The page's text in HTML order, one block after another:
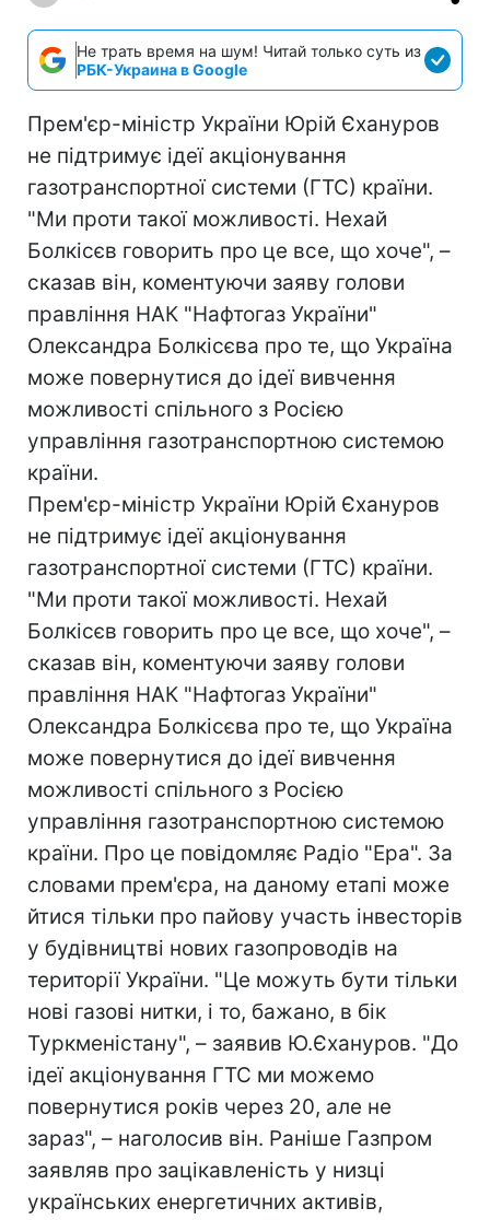
Не трать время на шум! Читай только суть из
РБК-Украина в Google
Прем'єр-міністр України Юрій Єхануров
не підтримує ідеї акціонування
газотранспортної системи (ГТС) країни.
"Ми проти такої можливості. Нехай
Болкісєв говорить про це все, що хоче", –
сказав він, коментуючи заяву голови
правління НАК "Нафтогаз України"
Олександра Болкісєва про те, що Україна
може повернутися до ідеї вивчення
можливості спільного з Росією
управління газотранспортною системою
країни.
Прем'єр-міністр України Юрій Єхануров
не підтримує ідеї акціонування
газотранспортної системи (ГТС) країни.
"Ми проти такої можливості. Нехай
Болкісєв говорить про це все, що хоче", –
сказав він, коментуючи заяву голови
правління НАК "Нафтогаз України"
Олександра Болкісєва про те, що Україна
може повернутися до ідеї вивчення
можливості спільного з Росією
управління газотранспортною системою
країни. Про це повідомляє Радіо "Ера". За
словами прем'єра, на даному етапі може
йтися тільки про пайову участь інвесторів
у будівництві нових газопроводів на
території України. "Це можуть бути тільки
нові газові нитки, і то, бажано, в бік
Туркменістану", – заявив Ю.Єхануров. "До
ідеї акціонування ГТС ми можемо
повернутися років через 20, але не
зараз", – наголосив він. Раніше Газпром
заявляв про зацікавленість у низці
українських енергетичних активів,